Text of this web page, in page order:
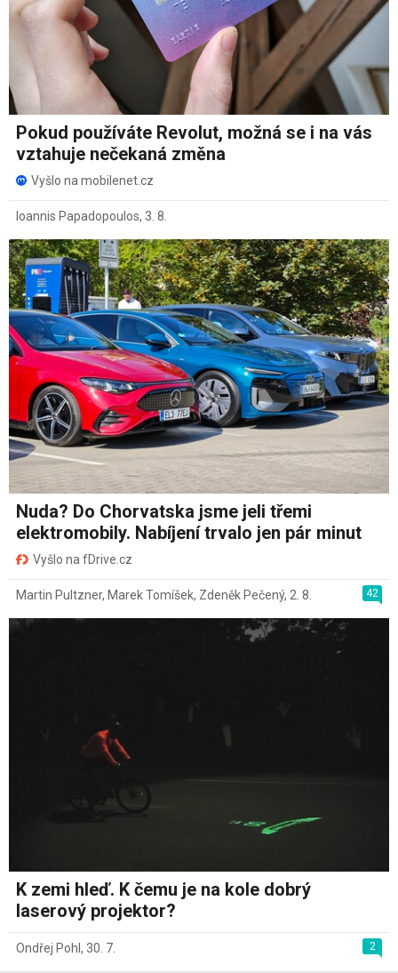
Pokud používáte Revolut, možná se i na vás
vztahuje nečekaná změna
Vyšlo na mobilenet.cz
Ioannis Papadopoulos, 3. 8.
Nuda? Do Chorvatska jsme jeli třemi
elektromobily. Nabíjení trvalo jen pár minut
Vyšlo na fDrive.cz
42
Martin Pultzner, Marek Tomíšek, Zdeněk Pečený, 2. 8.
K zemi hleď. K čemu je na kole dobrý
laserový projektor?
2
Ondřej Pohl , 30. 7.